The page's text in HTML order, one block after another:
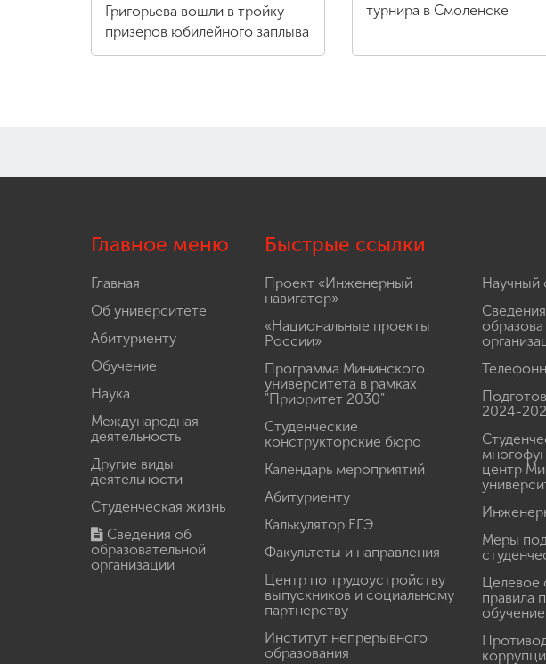
Григорьева вошли в тройку
призеров юбилейного заплыва
турнира в Смоленске
Главное меню
Главная
Об университете
Абитуриенту
Обучение
Наука
Международная
деятельность
Другие виды
деятельности
Студенческая жизнь
Сведения об
образовательной
организации
Быстрые ссылки
Проект «Инженерный
навигатор»
«Национальные проекты
России»
Программа Мининского
университета в рамках
"Приоритет 2030"
Студенческие
конструкторские бюро
Календарь мероприятий
Абитуриенту
Калькулятор ЕГЭ
Факультеты и направления
Центр по трудоустройству
выпускников и социальному
партнерству
Институт непрерывного
образования
Научный
2024-
центр
Меры
Целевое
правила
обучение